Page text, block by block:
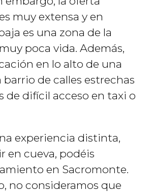
muy extensa y en
es una zona de la
poca vida. Además,
en lo alto de una
barrio de calles estrechas
de difícil acceso en taxi o
experiencia distinta,
en cueva, podéis
en Sacromonte.
no consideramos que